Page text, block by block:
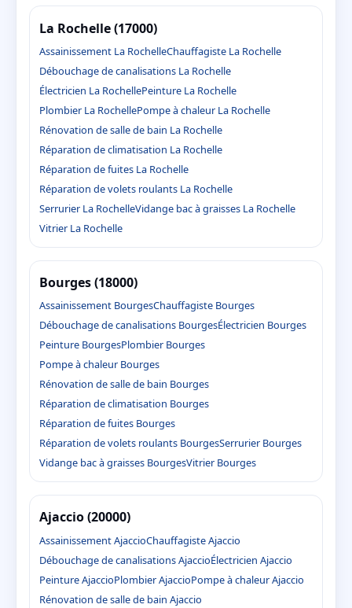
La Rochelle (17000)
Assainissement La RochelleChauffagiste La Rochelle
Débouchage de canalisations La Rochelle
Électricien La RochellePeinture La Rochelle
Plombier La RochellePompe à chaleur La Rochelle
Rénovation de salle de bain La Rochelle
Réparation de climatisation La Rochelle
Réparation de fuites La Rochelle
Réparation de volets roulants La Rochelle
Serrurier La RochelleVidange bac à graisses La Rochelle
Vitrier La Rochelle
Bourges (18000)
Assainissement BourgesChauffagiste Bourges
Débouchage de canalisations BourgesÉlectricien Bourges
Peinture BourgesPlombier Bourges
Pompe à chaleur Bourges
Rénovation de salle de bain Bourges
Réparation de climatisation Bourges
Réparation de fuites Bourges
Réparation de volets roulants BourgesSerrurier Bourges
Vidange bac à graisses BourgesVitrier Bourges
Ajaccio (20000)
Assainissement AjaccioChauffagiste Ajaccio
Débouchage de canalisations AjaccioÉlectricien Ajaccio
Peinture AjaccioPlombier AjaccioPompe à chaleur Ajaccio
Rénovation de salle de bain Ajaccio